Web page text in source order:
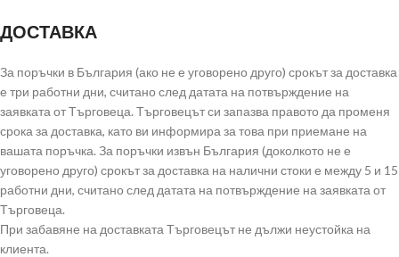
ДОСТАВКА
За поръчки в България (ако не е уговорено друго) срокът за доставка
е три работни дни, считано след датата на потвърждение на
заявката от Търговеца. Търговецът си запазва правото да променя
срока за доставка, като ви информира за това при приемане на
вашата поръчка. За поръчки извън България (доколкото не е
уговорено друго) срокът за доставка на налични стоки е между 5 и 15
работни дни, считано след датата на потвърждение на заявката от
Търговеца.
При забавяне на доставката Търговецът не дължи неустойка на
клиента.